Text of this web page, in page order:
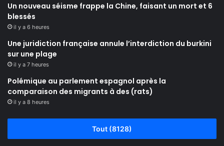
Un nouveau séisme frappe la Chine, faisant un mort et 6
blessés
il y a 6 heures
Une juridiction française annule l’interdiction du burkini
sur une plage
il y a 7 heures
Polémique au parlement espagnol après la
comparaison des migrants à des (rats)
il y a 8 heures
Tout (8128)